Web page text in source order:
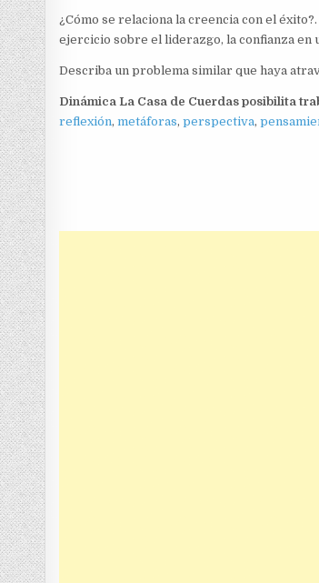
¿Cómo se relaciona la creencia con el
ejercicio sobre el liderazgo, la confianza en
Describa un problema similar que haya
Dinámica La Casa de Cuerdas posibilita
reflexión,metáforas,perspectiva,